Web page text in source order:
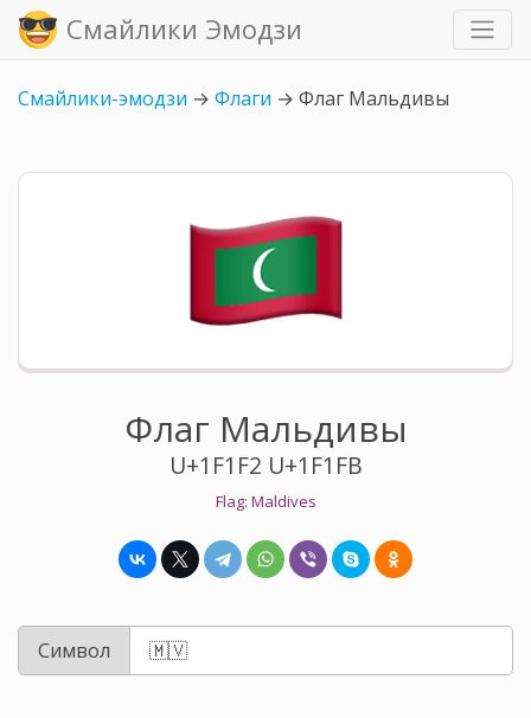
Смайлики Эмодзи
Смайлики-эмодзи → Флаги → Флаг Мальдивы
Флаг Мальдивы
U+1F1F2 U+1F1FB
Flag: Maldives
Символ